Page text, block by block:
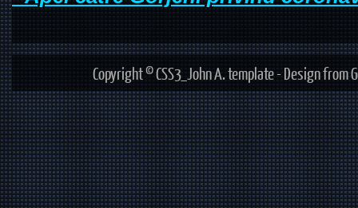
Copyright © CSS3_John A. template - Design from